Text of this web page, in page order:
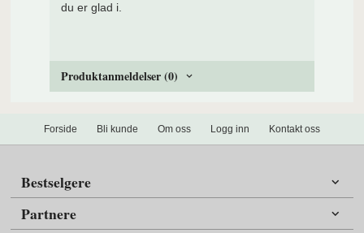
du er glad i.
Produktanmeldelser (0)
Forside Bli kunde Om oss Logg inn Kontakt oss
Bestselgere
Partnere